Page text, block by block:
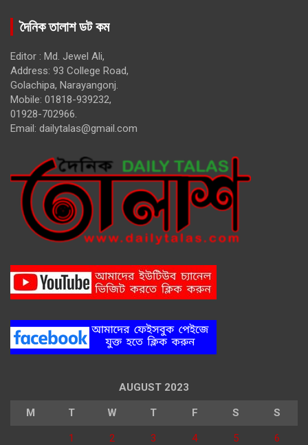
দৈনিক তালাশ ডট কম
Editor : Md. Jewel Ali,
Address: 93 College Road,
Golachipa, Narayangonj.
Mobile: 01818-939232,
01928-702966.
Email: dailytalas@gmail.com
AUGUST 2023
M T W T F S S
1 2 3 4 5 6